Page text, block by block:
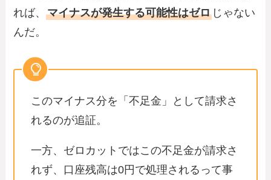
れば、マイナスが発生する可能性はゼロ じゃない
んだ。
このマイナス分を「不足金」として請求さ
れるのが追証。
一方、ゼロカットではこの不足金が請求さ
れず、口座残高は0円で処理されるって事